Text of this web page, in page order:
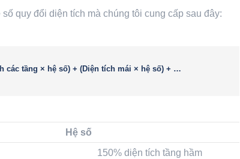
quy đổi diện tích mà chúng tôi cung cấp sau đây:
các tầng × hệ số) + (Diện tích mái × hệ số) + …
Hệ số
150% diện tích tầng hầm